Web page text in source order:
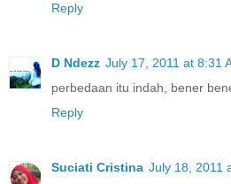
Reply
D Ndezz July 17, 2011 at 8:31
perbedaan itu indah, bener
Reply
Suciati Cristina July 18, 2011